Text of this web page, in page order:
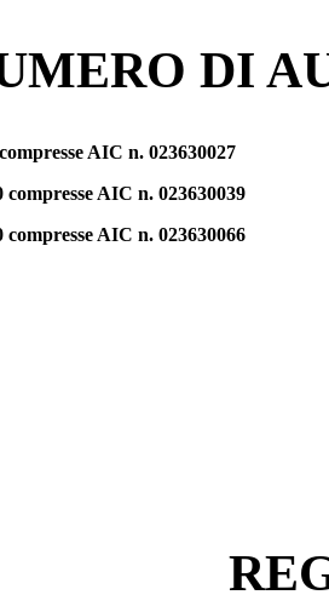
DI
AIC n. 023630027
compresse AIC n. 023630039
compresse AIC n. 023630066